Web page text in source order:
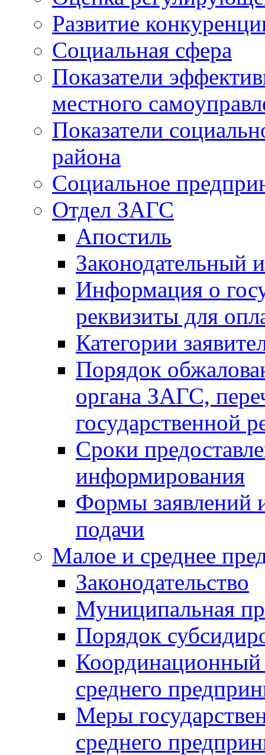
Развитие
Социальная сфера
Показатели
местного
Показатели
района
Социальное
Отдел ЗАГС
Апостиль
Законодательный
Информация о
реквизиты для
Категории
Порядок
органа ЗАГС,
государственной
Сроки
информирования
Формы заявлений
подачи
Малое и среднее
Законодательство
Муниципальная
Порядок
Координационный
среднего
Меры
среднего